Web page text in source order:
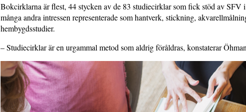
Bokcirklarna är flest, 44 stycken av de 83 studiecirklar som fick stöd av SFV
många andra intressen representerade som hantverk, stickning,
hembygdsstudier.
– Studiecirklar är en urgammal metod som aldrig föråldras, konstaterar